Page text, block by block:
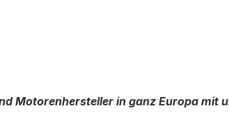
Motorenhersteller in ganz Europa mit